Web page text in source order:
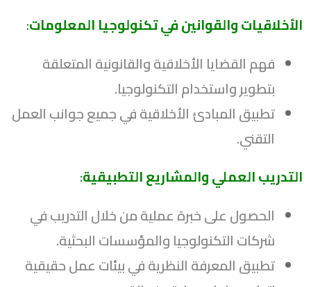
الأخلاقيات والقوانين في تكنولوجيا المعلومات:
فهم القضايا الأخلاقية والقانونية المتعلقة
بتطوير واستخدام التكنولوجيا.
تطبيق المبادئ الأخلاقية في جميع جوانب العمل
التقني.
التدريب العملي والمشاريع التطبيقية:
الحصول على خبرة عملية من خلال التدريب في
شركات التكنولوجيا والمؤسسات البحثية.
تطبيق المعرفة النظرية في بيئات عمل حقيقية